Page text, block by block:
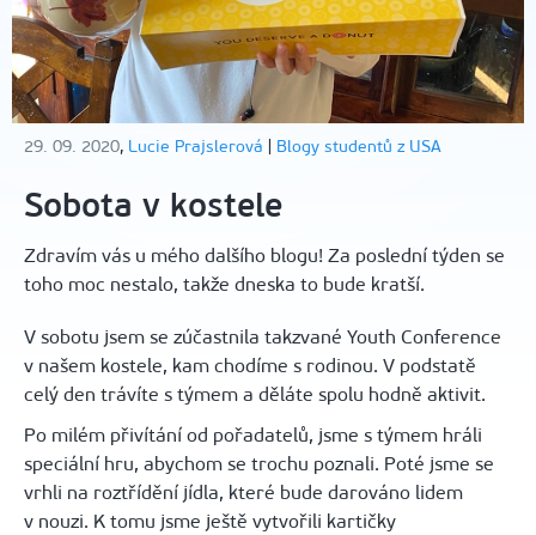
29. 09. 2020, Lucie Prajslerová Blogy studentů z USA
Sobota v kostele
Zdravím vás u mého dalšího blogu! Za poslední týden se
toho moc nestalo, takže dneska to bude kratší.
V sobotu jsem se zúčastnila takzvané Youth Conference
v našem kostele, kam chodíme s rodinou. V podstatě
celý den trávíte s týmem a děláte spolu hodně aktivit.
Po milém přivítání od pořadatelů, jsme s týmem hráli
speciální hru, abychom se trochu poznali. Poté jsme se
vrhli na roztřídění jídla, které bude darováno lidem
v nouzi. K tomu jsme ještě vytvořili kartičky